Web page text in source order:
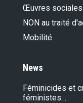
Œuvres sociales
NON au traité
Mobilité
News
Féminicides et
féministes…